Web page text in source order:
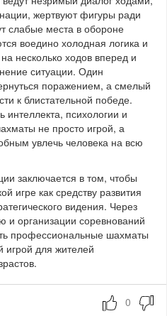
жертвуют фигуры ради
слабые места в обороне
воедино холодная логика и
несколько ходов вперед и
ситуации. Один
поражением, а смелый
к блистательной победе.
психологии и
не просто игрой, а
увлечь человека на всю
заключается в том, чтобы
игре как средству развития
видения. Через
и организации соревнований
профессиональные шахматы
игрой для жителей